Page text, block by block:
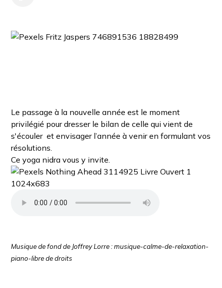
Le passage à la nouvelle année est le moment
privilégié pour dresser le bilan de celle qui vient de
s'écouler et envisager l’année à venir en formulant vos
résolutions.
Ce yoga nidra vous y invite.
Musique de fond de Joffrey Lorre : musique-calme-de-relaxation-
piano-libre de droits